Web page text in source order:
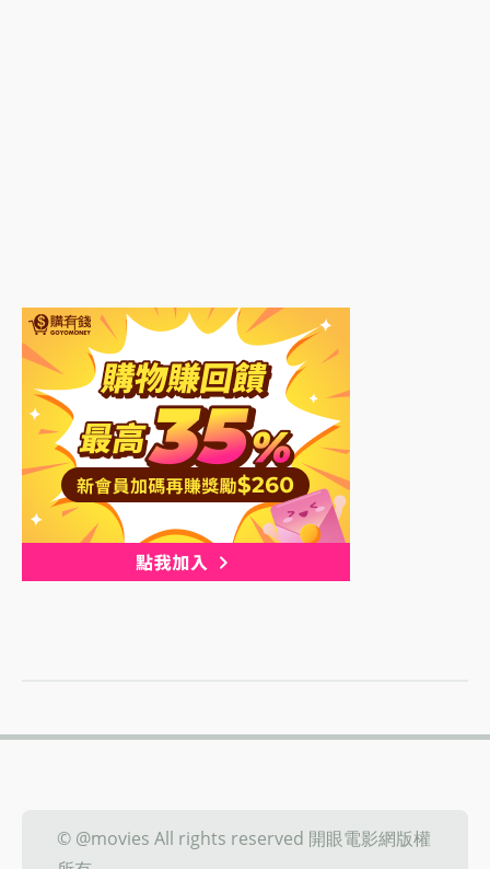
© @movies All rights reserved 開眼電影網版權